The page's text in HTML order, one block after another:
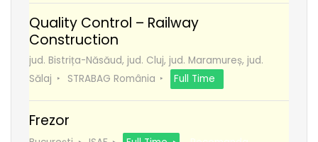
Quality Control – Railway
Construction
jud. Bistrița-Năsăud, jud. Cluj, jud. Maramureș, jud.
Sălaj
STRABAG România Full Time
Frezor